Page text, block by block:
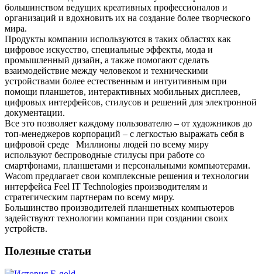
большинством ведущих креативных профессионалов и
организаций и вдохновить их на создание более творческого
мира.
Продукты компании используются в таких областях как
цифровое искусство, специальные эффекты, мода и
промышленный дизайн, а также помогают сделать
взаимодействие между человеком и техническими
устройствами более естественным и интуитивным при
помощи планшетов, интерактивных мобильных дисплеев,
цифровых интерфейсов, стилусов и решений для электронной
документации.
Все это позволяет каждому пользователю – от художников до
топ-менеджеров корпораций – с легкостью выражать себя в
цифровой среде Миллионы людей по всему миру
используют беспроводные стилусы при работе со
смартфонами, планшетами и персональными компьютерами.
Wacom предлагает свои комплексные решения и технологии
интерфейса Feel IT Technologies производителям и
стратегическим партнерам по всему миру.
Большинство производителей планшетных компьютеров
задействуют технологии компании при создании своих
устройств.
Полезные статьи